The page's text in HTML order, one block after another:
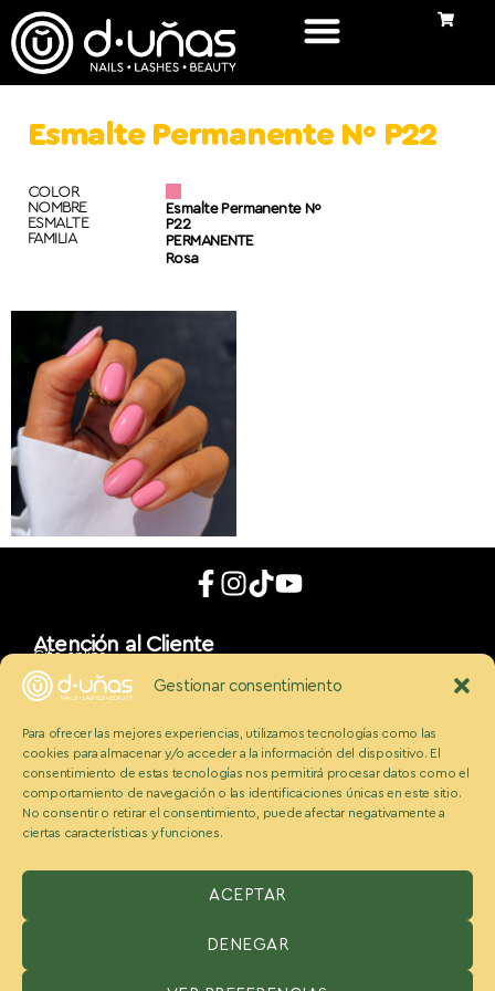
Gestionar consentimiento
Para ofrecer las mejores experiencias, utilizamos tecnologías como las
cookies para almacenar y/o acceder a la información del dispositivo. El
consentimiento de estas tecnologías nos permitirá procesar datos como el
comportamiento de navegación o las identificaciones únicas en este sitio.
No consentir o retirar el consentimiento, puede afectar negativamente a
ciertas características y funciones.
ACEPTAR
DENEGAR
Esmalte Permanente Nº P22
COLOR
NOMBRE
ESMALTE
FAMILIA
Esmalte Permanente Nº
P22
PERMANENTE
Rosa
Atención al Cliente
Cita online
App móvil
d_uñaslovers
Bonos d-uñas
Contacto
Conócenos
Somos Ecobeauty
Conocenos
Medios
Blog